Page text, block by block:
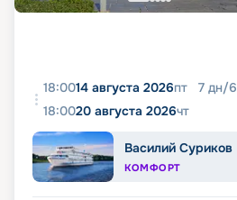
18:0014 августа 2026пт 7 дн/6
18:0020 августа 2026чт
Василий Суриков
КОМФОРТ